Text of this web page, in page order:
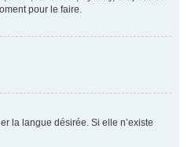
pour le faire.
la langue désirée. Si elle n’existe